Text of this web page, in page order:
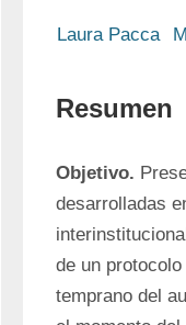
Laura Pacca
Resumen
Objetivo.
desarrolladas
de un
temprano del